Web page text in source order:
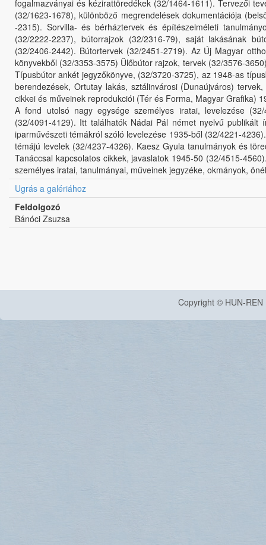
fogalmazványai és kézirattöredékek (32/1464-1611). Tervezői
(32/1623-1678), különböző megrendelések dokumentációja
-2315). Sorvilla- és bérháztervek és építészelméleti
(32/2222-2237), bútorrajzok (32/2316-79), saját lakásának
(32/2406-2442). Bútortervek (32/2451-2719). Az Új Magyar
könyvekből (32/3353-3575) Ülőbútor rajzok, tervek (32/3576-
Típusbútor ankét jegyzőkönyve, (32/3720-3725), az 1948-as
berendezések, Ortutay lakás, sztálinvárosi (Dunaújváros)
cikkei és műveinek reprodukciói (Tér és Forma, Magyar Grafika)
A fond utolsó nagy egysége személyes iratai, levelezése
(32/4091-4129). Itt találhatók Nádai Pál német nyelvű
iparművészeti témákról szóló levelezése 1935-ből (32/4221-
témájú levelek (32/4237-4326). Kaesz Gyula tanulmányok és
Tanáccsal kapcsolatos cikkek, javaslatok 1945-50 (32/4515-
személyes iratai, tanulmányai, műveinek jegyzéke, okmányok,
Ugrás a galériához
Feldolgozó
Bánóci Zsuzsa
Copyright © HUN-